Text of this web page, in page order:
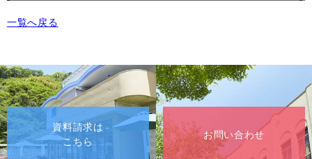
一覧へ戻る
資料請求は
こちら
お問い合わせ